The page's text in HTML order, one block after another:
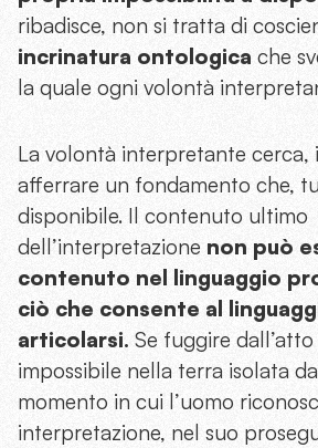
ribadisce, non si tratta di
incrinatura ontologica che
la quale ogni volontà
La volontà interpretante cerca,
afferrare un fondamento che,
disponibile. Il contenuto ultimo
dell’interpretazione non può
contenuto nel linguaggio
ciò che consente al
articolarsi. Se fuggire
impossibile nella terra isolata
momento in cui l’uomo
interpretazione, nel suo